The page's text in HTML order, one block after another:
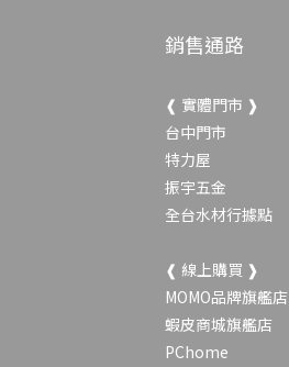
銷售通路
❰ 實體門市 ❱
台中門市
特力屋
振宇五金
全台水材行據點
❰ 線上購買 ❱
MOMO品牌旗艦店
蝦皮商城旗艦店
PChome